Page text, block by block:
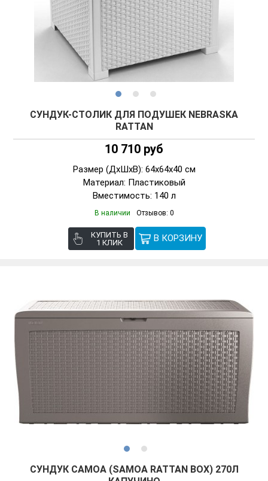
СУНДУК-СТОЛИК ДЛЯ ПОДУШЕК NEBRASKA
RATTAN
10 710 руб
Размер (ДxШxВ): 64x64x40 см
Материал: Пластиковый
Вместимость: 140 л
В наличии Отзывов: 0
КУПИТЬ В
1 КЛИК
СУНДУК САМОА (SAMOA RATTAN BOX) 270Л